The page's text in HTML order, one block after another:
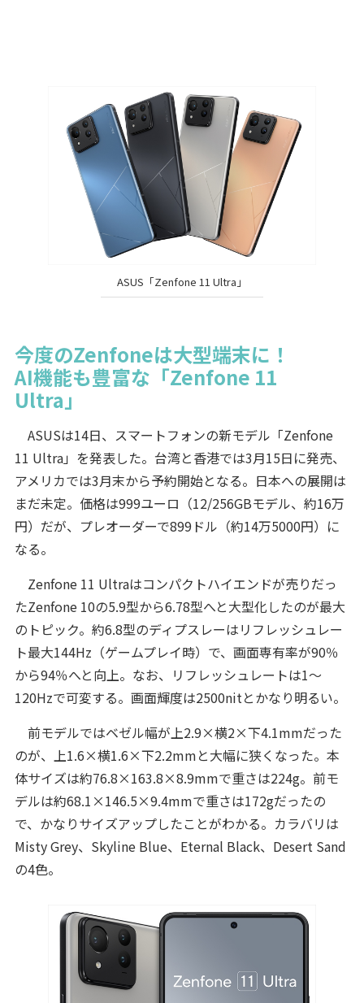
ASUS「Zenfone 11 Ultra」
今度のZenfoneは大型端末に！
AI機能も豊富な「Zenfone 11
Ultra」
ASUSは14日、スマートフォンの新モデル「Zenfone
11 Ultra」を発表した。台湾と香港では3月15日に発売、
アメリカでは3月末から予約開始となる。日本への展開は
まだ未定。価格は999ユーロ（12/256GBモデル、約16万
円）だが、プレオーダーで899ドル（約14万5000円）に
なる。
Zenfone 11 Ultraはコンパクトハイエンドが売りだっ
たZenfone 10の5.9型から6.78型へと大型化したのが最大
のトピック。約6.8型のディプスレーはリフレッシュレー
ト最大144Hz（ゲームプレイ時）で、画面専有率が90％
から94％へと向上。なお、リフレッシュレートは1～
120Hzで可変する。画面輝度は2500nitとかなり明るい。
前モデルではベゼル幅が上2.9×横2×下4.1mmだった
のが、上1.6×横1.6×下2.2mmと大幅に狭くなった。本
体サイズは約76.8×163.8×8.9mmで重さは224g。前モ
デルは約68.1×146.5×9.4mmで重さは172gだったの
で、かなりサイズアップしたことがわかる。カラバリは
Misty Grey、Skyline Blue、Eternal Black、Desert Sand
の4色。